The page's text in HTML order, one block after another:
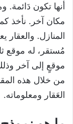
أنها تكون
مكان آخر. نأخذ
المنازل.
مُستقر، له موقع
موقعٍ إلى آخر
من خلال هذه
العَقار ومعلوماته.